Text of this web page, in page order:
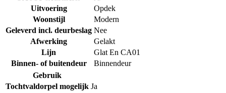
Uitvoering
Opdek
Woonstijl
Modern
Geleverd incl. deurbeslag Nee
Afwerking
Gelakt
Lijn
Glat En CA01
Binnen- of buitendeur
Binnendeur
Gebruik
Tochtvaldorpel mogelijk Ja